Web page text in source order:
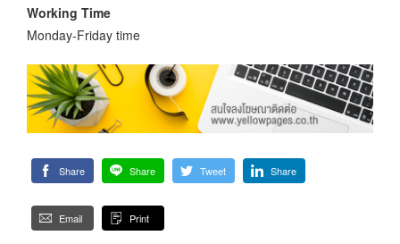
Working Time
Monday-Friday time
Share Share Tweet Share
Email Print